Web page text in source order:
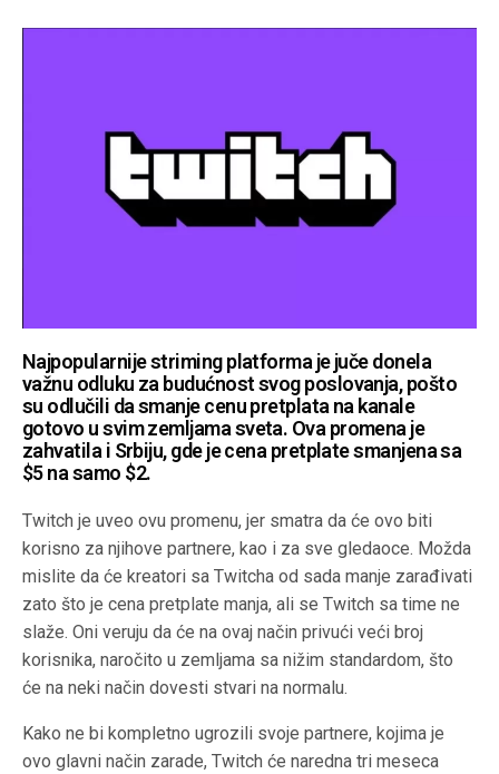
Najpopularnije striming platforma je juče donela
važnu odluku za budućnost svog poslovanja, pošto
su odlučili da smanje cenu pretplata na kanale
gotovo u svim zemljama sveta. Ova promena je
zahvatila i Srbiju, gde je cena pretplate smanjena sa
$5 na samo $2.
Twitch je uveo ovu promenu, jer smatra da će ovo biti
korisno za njihove partnere, kao i za sve gledaoce. Možda
mislite da će kreatori sa Twitcha od sada manje zarađivati
zato što je cena pretplate manja, ali se Twitch sa time ne
slaže. Oni veruju da će na ovaj način privući veći broj
korisnika, naročito u zemljama sa nižim standardom, što
će na neki način dovesti stvari na normalu.
Kako ne bi kompletno ugrozili svoje partnere, kojima je
ovo glavni način zarade, Twitch će naredna tri meseca